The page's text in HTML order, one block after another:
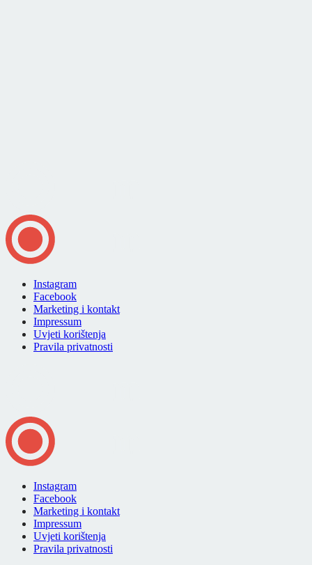
Instagram
Facebook
Marketing i kontakt
Impressum
Uvjeti korištenja
Pravila privatnosti
Instagram
Facebook
Marketing i kontakt
Impressum
Uvjeti korištenja
Pravila privatnosti